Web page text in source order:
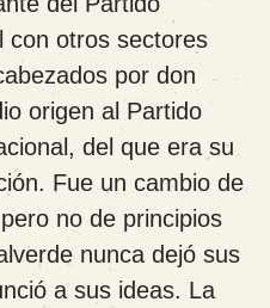
con otros sectores
por don
origen al Partido
del que era su
Fue un cambio de
no de principios
nunca dejó sus
a sus ideas. La